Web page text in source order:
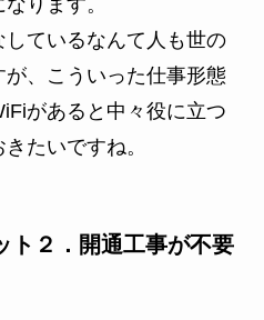
ているなんて人も世の
、こういった仕事形態
があると中々役に立つ
たいですね。
ト２．開通工事が不要